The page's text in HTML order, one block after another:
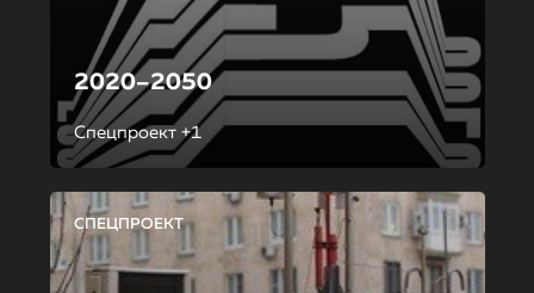
2020–2050
Спецпроект +1
СПЕЦПРОЕКТ